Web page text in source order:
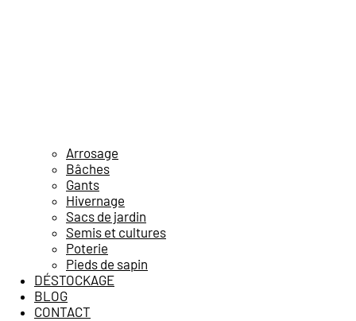
Arrosage
Bâches
Gants
Hivernage
Sacs de jardin
Semis et cultures
Poterie
Pieds de sapin
DÉSTOCKAGE
BLOG
CONTACT